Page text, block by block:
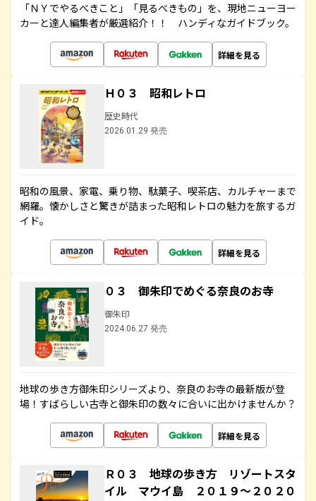
「ＮＹでやるべきこと」「見るべきもの」を、現地ニューヨー
カーと達人編集者が厳選紹介！！ ハンディなガイドブック。
詳細を見る
Ｈ０３ 昭和レトロ
歴史時代
2026.01.29 発売
昭和の風景、家電、乗り物、駄菓子、喫茶店、カルチャーまで
網羅。懐かしさと驚きが詰まった昭和レトロの魅力を旅するガ
イド。
詳細を見る
０３ 御朱印でめぐる奈良のお寺
御朱印
2024.06.27 発売
地球の歩き方御朱印シリーズより、奈良のお寺の最新版が登
場！すばらしい古寺と御朱印の数々に合いに出かけませんか？
詳細を見る
Ｒ０３ 地球の歩き方 リゾートスタ
イル マウイ島 ２０１９～２０２０